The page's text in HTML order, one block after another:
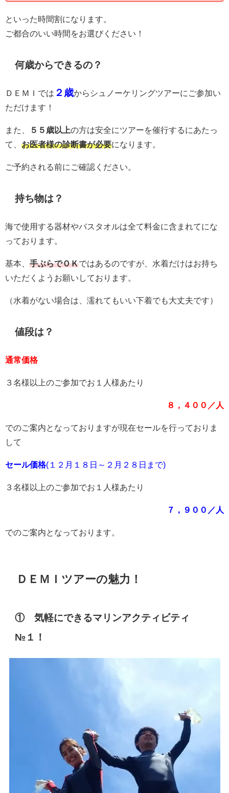
といった時間割になります。
ご都合のいい時間をお選びください！
何歳からできるの？
ＤＥＭＩでは ２歳からシュノーケリングツアーにご参加い
ただけます！
また、 ５５歳以上の方は安全にツアーを催行するにあたっ
て、 お医者様の診断書が必要になります。
ご予約される前にご確認ください。
持ち物は？
海で使用する器材やバスタオルは全て料金に含まれてにな
っております。
基本、 手ぶらでＯＫではあるのですが、水着だけはお持ち
いただくようお願いしております。
（水着がない場合は、濡れてもいい下着でも大丈夫です）
値段は？
通常価格
３名様以上のご参加でお１人様あたり
８，４００／人
でのご案内となっておりますが現在セールを行っておりま
して
セール価格(１２月１８日～２月２８日まで)
３名様以上のご参加でお１人様あたり
７，９００／人
でのご案内となっております。
ＤＥＭＩツアーの魅力！
① 気軽にできるマリンアクティビティ
№１！